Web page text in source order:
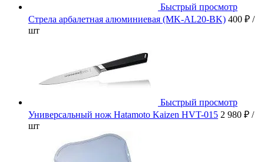
Быстрый просмотр
Стрела арбалетная алюминиевая (MK-AL20-BK) 400 ₽ /
шт
Быстрый просмотр
Универсальный нож Hatamoto Kaizen HVT-015 2 980 ₽ /
шт